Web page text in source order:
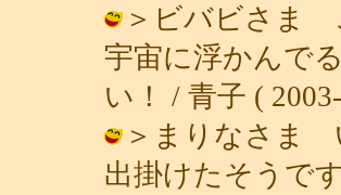
＞ビバビさま
宇宙に浮かんで
い！ / 青子 (
＞まりなさま
出掛けたそうで